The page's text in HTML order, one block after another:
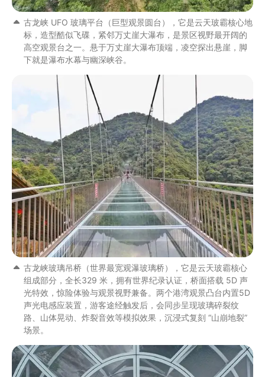
古龙峡 UFO 玻璃平台（巨型观景圆台），它是云天玻霸核心地
标，造型酷似飞碟，紧邻万丈崖大瀑布，是景区视野最开阔的
高空观景台之一。悬于万丈崖大瀑布顶端，凌空探出悬崖，脚
下就是瀑布水幕与幽深峡谷。
古龙峡玻璃吊桥（世界最宽观瀑玻璃桥），它是云天玻霸核心
组成部分，全长329 米，拥有世界纪录认证，桥面搭载 5D 声
光特效，惊险体验与观景视野兼备。两个港湾观景凸台内置5D
声光电感应装置，游客途经触发后，会同步呈现玻璃碎裂纹
路、山体晃动、炸裂音效等模拟效果，沉浸式复刻 “山崩地裂”
场景。